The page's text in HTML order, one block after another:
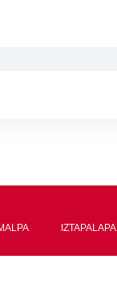
IZTAPALAPA